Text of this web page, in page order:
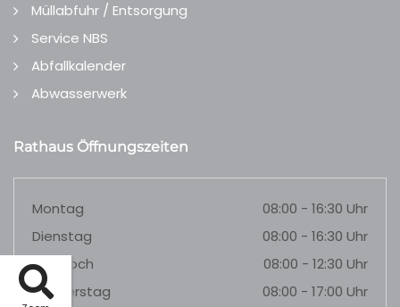
Müllabfuhr / Entsorgung
Service NBS
Abfallkalender
Abwasserwerk
Rathaus Öffnungszeiten
Montag
08:00 - 16:30 Uhr
Dienstag
08:00 - 16:30 Uhr
Mittwoch
08:00 - 12:30 Uhr
Donnerstag
08:00 - 17:00 Uhr